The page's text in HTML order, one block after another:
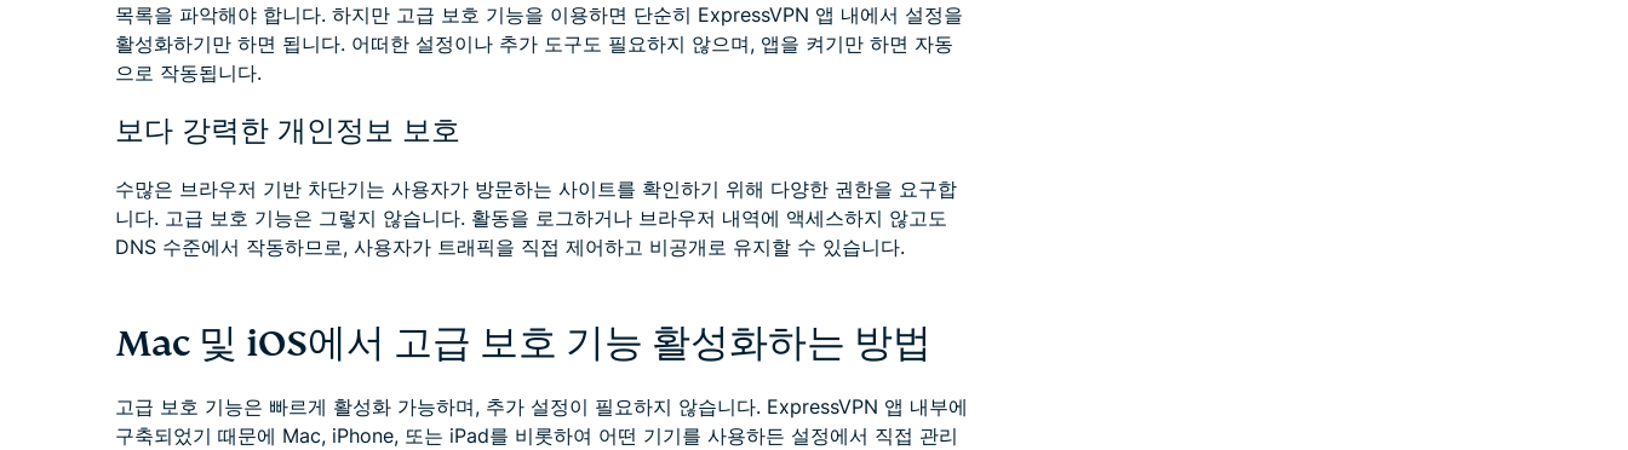
목록을 파악해야 합니다. 하지만 고급 보호 기능을 이용하면 단순히 ExpressVPN 앱 내에서 설정을
활성화하기만 하면 됩니다. 어떠한 설정이나 추가 도구도 필요하지 않으며, 앱을 켜기만 하면 자동
으로 작동됩니다.
보다 강력한 개인정보 보호
수많은 브라우저 기반 차단기는 사용자가 방문하는 사이트를 확인하기 위해 다양한 권한을 요구합
니다. 고급 보호 기능은 그렇지 않습니다. 활동을 로그하거나 브라우저 내역에 액세스하지 않고도
DNS 수준에서 작동하므로, 사용자가 트래픽을 직접 제어하고 비공개로 유지할 수 있습니다.
Mac 및 iOS에서 고급 보호 기능 활성화하는 방법
고급 보호 기능은 빠르게 활성화 가능하며, 추가 설정이 필요하지 않습니다. ExpressVPN 앱 내부에
구축되었기 때문에 Mac, iPhone, 또는 iPad를 비롯하여 어떤 기기를 사용하든 설정에서 직접 관리